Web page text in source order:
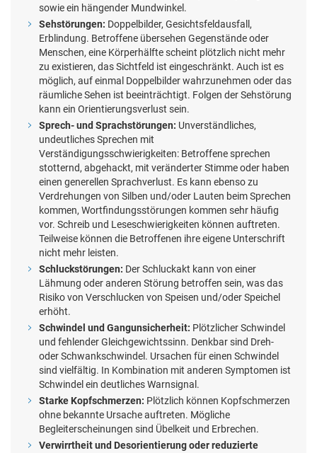
sowie ein hängender Mundwinkel.
Sehstörungen: Doppelbilder, Gesichtsfeldausfall,
Erblindung. Betroffene übersehen Gegenstände oder
Menschen, eine Körperhälfte scheint plötzlich nicht mehr
zu existieren, das Sichtfeld ist eingeschränkt. Auch ist es
möglich, auf einmal Doppelbilder wahrzunehmen oder das
räumliche Sehen ist beeinträchtigt. Folgen der Sehstörung
kann ein Orientierungsverlust sein.
Sprech- und Sprachstörungen: Unverständliches,
undeutliches Sprechen mit
Verständigungsschwierigkeiten: Betroffene sprechen
stotternd, abgehackt, mit veränderter Stimme oder haben
einen generellen Sprachverlust. Es kann ebenso zu
Verdrehungen von Silben und/oder Lauten beim Sprechen
kommen, Wortfindungsstörungen kommen sehr häufig
vor. Schreib und Leseschwierigkeiten können auftreten.
Teilweise können die Betroffenen ihre eigene Unterschrift
nicht mehr leisten.
Schluckstörungen: Der Schluckakt kann von einer
Lähmung oder anderen Störung betroffen sein, was das
Risiko von Verschlucken von Speisen und/oder Speichel
erhöht.
Schwindel und Gangunsicherheit: Plötzlicher Schwindel
und fehlender Gleichgewichtssinn. Denkbar sind Dreh-
oder Schwankschwindel. Ursachen für einen Schwindel
sind vielfältig. In Kombination mit anderen Symptomen ist
Schwindel ein deutliches Warnsignal.
Starke Kopfschmerzen: Plötzlich können Kopfschmerzen
ohne bekannte Ursache auftreten. Mögliche
Begleiterscheinungen sind Übelkeit und Erbrechen.
Verwirrtheit und Desorientierung oder reduzierte